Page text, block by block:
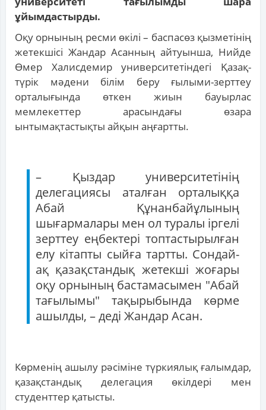
ұйымдастырды.
Оқу орнының ресми өкілі – баспасөз қызметінің
жетекшісі Жандар Асанның айтуынша, Нийде
Өмер Халисдемир университетіндегі Қазақ-
түрік мәдени білім беру ғылыми-зерттеу
орталығында өткен жиын бауырлас
мемлекеттер арасындағы өзара
ынтымақтастықты айқын аңғартты.
– Қыздар университетінің
делегациясы аталған орталыққа
Абай Құнанбайұлының
шығармалары мен ол туралы іргелі
зерттеу еңбектері топтастырылған
елу кітапты сыйға тартты. Сондай-
ақ қазақстандық жетекші жоғары
оқу орнының бастамасымен "Абай
тағылымы" тақырыбында көрме
ашылды, – деді Жандар Асан.
Көрменің ашылу рәсіміне түркиялық ғалымдар,
қазақстандық делегация өкілдері мен
студенттер қатысты.